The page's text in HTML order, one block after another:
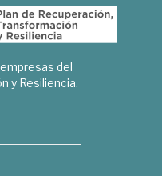
del
y Resiliencia.